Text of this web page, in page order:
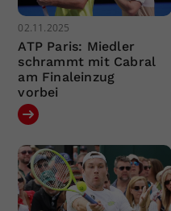
02.11.2025
ATP Paris: Miedler
schrammt mit Cabral
am Finaleinzug
vorbei